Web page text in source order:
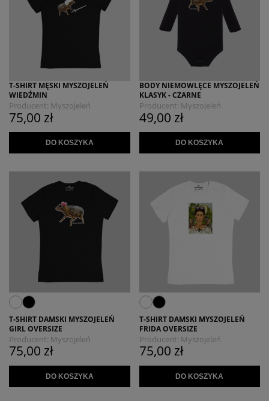
T-SHIRT MĘSKI MYSZOJELEŃ
WIEDŹMIN
Producent: Myszojeleń
75,00 zł
DO KOSZYKA
BODY NIEMOWLĘCE MYSZOJELEŃ
KLASYK - CZARNE
Producent: Myszojeleń
49,00 zł
DO KOSZYKA
T-SHIRT DAMSKI MYSZOJELEŃ
GIRL OVERSIZE
Producent: Myszojeleń
75,00 zł
DO KOSZYKA
T-SHIRT DAMSKI MYSZOJELEŃ
FRIDA OVERSIZE
Producent: Myszojeleń
75,00 zł
DO KOSZYKA